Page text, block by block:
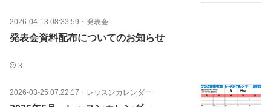
2026-04-13 08:33:59 ・ 発表会
発表会資料配布についてのお知らせ
3
2026-03-25 07:22:17 ・ レッスンカレンダー